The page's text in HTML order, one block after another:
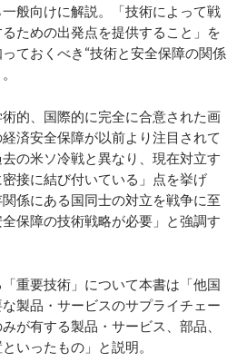
般向けに解説。「技術によって戦
ための出発点を提供すること」を
ておくべき“技術と安全保障の関係
的、国際的に完全に合意された画
済安全保障が以前より注目されて
の米ソ冷戦と異なり、現在対立す
接に結び付いている」点を挙げ
係にある国同士の対立を戦争に至
保障の技術戦略が必要」と強調す
重要技術」について本書は「他国
製品・サービスのサプライチェー
が有する製品・サービス、部品、
いったもの」と説明。